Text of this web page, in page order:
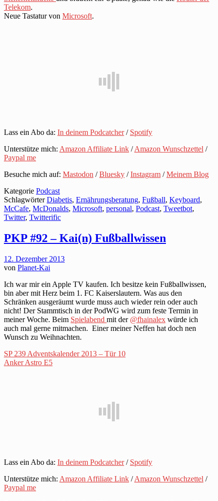
Telekom.
Neue Tastatur von Microsoft.
Lass ein Abo da: In deinem Podcatcher/ Spotify
Unterstütze mich: Amazon Affiliate Link /Amazon Wunschzettel /
Paypal me
Besuche mich auf: Mastodon /Bluesky /Instagram /Meinem Blog
Kategorie Podcast
SchlagwörterDiabetis, Ernährungsberatung, Fußball, Keyboard,
McCafe, McDonalds, Microsoft, personal, Podcast, Tweetbot,
Twitter, Twitterific
PKP #92 – Kai(n) Fußballwissen
12. Dezember 2013
von Planet-Kai
Ich war mir ein Apple TV kaufen. Ich besitze kein Fußballwissen,
bin aber mit Herz beim 1. FC Kaiserslautern. Was aus den
Schränken ausgeräumt wurde muss auch wieder rein oder auch
nicht! Der Stammtisch in der PodWG wird zum feste Termin in
meiner Woche. Beim Spielabend mit der @fhainalex würde ich
auch mal gerne mitmachen. Einer meiner Neffen hat doch nen
Wunsch zu Weihnachten.
SP 239 Adventskalender 2013 – Tür 10
Anker Astro E5
Lass ein Abo da: In deinem Podcatcher/ Spotify
Unterstütze mich: Amazon Affiliate Link /Amazon Wunschzettel /
Paypal me